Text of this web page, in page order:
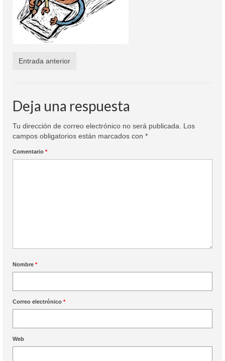
Sobre mi
Contacto
Entrada anterior
Deja una respuesta
Tu dirección de correo electrónico no será publicada.
Los
campos obligatorios están marcados con *
Comentario *
Nombre *
Correo electrónico *
Web